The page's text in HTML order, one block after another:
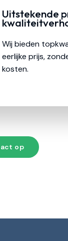
Uitstekende
Wij bieden
eerlijke prijs,
kosten.
op